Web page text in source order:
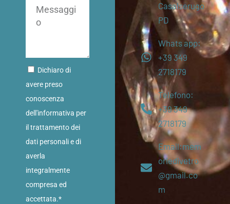
Dichiaro di
avere preso
conoscenza
dell'informativa per
il trattamento dei
dati personali e di
averla
integralmente
compresa ed
accettata.*
Casalserugo
PD
Whats app:
+39 349
2718179
Telefono:
+39 349
2718179
Email:mem
oriedivetro
@gmail.co
m